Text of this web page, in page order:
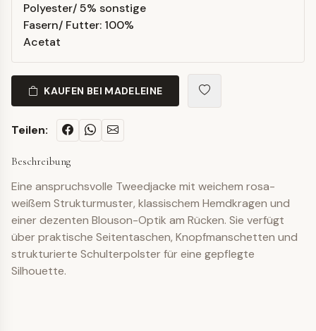
Polyester/ 5% sonstige
Fasern/ Futter: 100%
Acetat
KAUFEN BEI MADELEINE
Teilen:
Beschreibung
Eine anspruchsvolle Tweedjacke mit weichem rosa-
weißem Strukturmuster, klassischem Hemdkragen und
einer dezenten Blouson-Optik am Rücken. Sie verfügt
über praktische Seitentaschen, Knopfmanschetten und
strukturierte Schulterpolster für eine gepflegte
Silhouette.